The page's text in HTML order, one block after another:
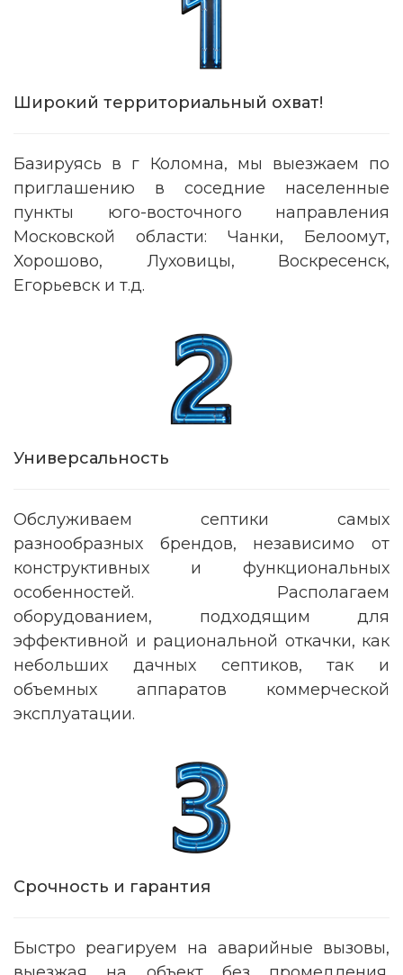
Широкий территориальный охват!
Базируясь в г Коломна, мы выезжаем по
приглашению в соседние населенные
пункты юго-восточного направления
Московской области: Чанки, Белоомут,
Хорошово, Луховицы, Воскресенск,
Егорьевск и т.д.
Универсальность
Обслуживаем септики самых
разнообразных брендов, независимо от
конструктивных и функциональных
особенностей. Располагаем
оборудованием, подходящим для
эффективной и рациональной откачки, как
небольших дачных септиков, так и
объемных аппаратов коммерческой
эксплуатации.
Срочность и гарантия
Быстро реагируем на аварийные вызовы,